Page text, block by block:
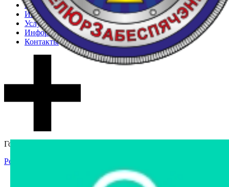
Интернет-магазин
Интернет-витрина
Услуги
Информация
Контакты
Гостевой доступ
Регистрация